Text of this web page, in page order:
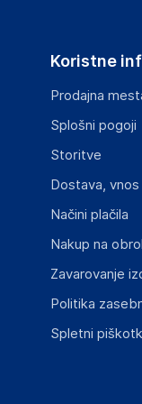
ki zagotavlja
na embalaži
Koristne
Prodajna
Splošni pogoji
Storitve
Dostava,
Načini plačila
Nakup na
Zavarovanje
Politika
Spletni